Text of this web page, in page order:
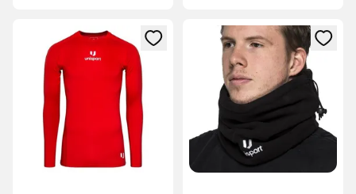
Åbner en Modal til at logge ind eller tilmelde dig som
Åbner en Modal til at logge